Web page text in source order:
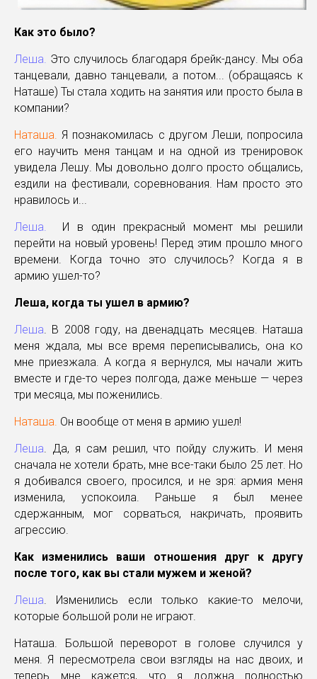
Как это было?
Леша. Это случилось благодаря брейк-дансу. Мы оба
танцевали, давно танцевали, а потом... (обращаясь к
Наташе) Ты стала ходить на занятия или просто была в
компании?
Наташа. Я познакомилась с другом Леши, попросила
его научить меня танцам и на одной из тренировок
увидела Лешу. Мы довольно долго просто общались,
ездили на фестивали, соревнования. Нам просто это
нравилось и...
Леша.
И в один прекрасный момент мы решили
перейти на новый уровень! Перед этим прошло много
времени. Когда точно это случилось? Когда я в
армию ушел-то?
Леша, когда ты ушел в армию?
Леша . В 2008 году, на двенадцать месяцев. Наташа
меня ждала, мы все время переписывались, она ко
мне приезжала. А когда я вернулся, мы начали жить
вместе и где-то через полгода, даже меньше — через
три месяца, мы поженились.
Наташа. Он вообще от меня в армию ушел!
Леша . Да, я сам решил, что пойду служить. И меня
сначала не хотели брать, мне все-таки было 25 лет. Но
я добивался своего, просился, и не зря: армия меня
изменила, успокоила. Раньше я был менее
сдержанным, мог сорваться, накричать, проявить
агрессию.
Как изменились ваши отношения друг к другу
после того, как вы стали мужем и женой?
Леша . Изменились если только какие-то мелочи,
которые большой роли не играют.
Наташа. Большой переворот в голове случился у
меня. Я пересмотрела свои взгляды на нас двоих, и
теперь мне кажется, что я должна полностью